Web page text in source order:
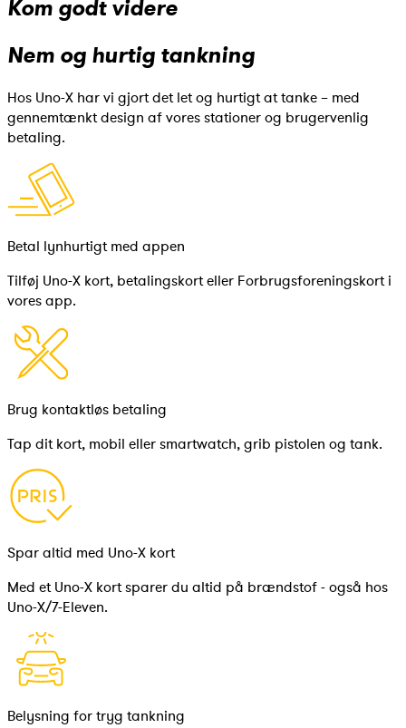
Kom godt videre
Nem og hurtig tankning
Hos Uno-X har vi gjort det let og hurtigt at tanke – med
gennemtænkt design af vores stationer og brugervenlig
betaling.
Betal lynhurtigt med appen
Tilføj Uno-X kort, betalingskort eller Forbrugsforeningskort i
vores app.
Brug kontaktløs betaling
Tap dit kort, mobil eller smartwatch, grib pistolen og tank.
Spar altid med Uno-X kort
Med et Uno-X kort sparer du altid på brændstof - også hos
Uno-X/7-Eleven.
Belysning for tryg tankning